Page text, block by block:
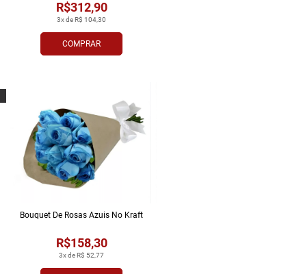
COMPRAR
3x de R$ 104,30
R$312,90
3x de R$ 52,77
R$158,30
Bouquet De Rosas Azuis No Kraft